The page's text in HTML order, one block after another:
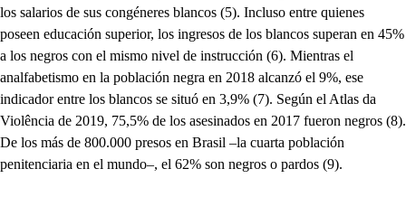
los salarios de sus congéneres blancos (5). Incluso entre quienes
poseen educación superior, los ingresos de los blancos superan en 45%
a los negros con el mismo nivel de instrucción (6). Mientras el
analfabetismo en la población negra en 2018 alcanzó el 9%, ese
indicador entre los blancos se situó en 3,9% (7). Según el Atlas da
Violência de 2019, 75,5% de los asesinados en 2017 fueron negros (8).
De los más de 800.000 presos en Brasil –la cuarta población
penitenciaria en el mundo–, el 62% son negros o pardos (9).